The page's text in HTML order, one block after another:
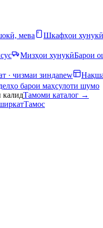
мева Шкафҳои хунукӣ
Мизҳои хунукӣБарои
· чизмаи зиндаnew
барои маҳсулоти шумо
калидТамоми каталог →
Тамос